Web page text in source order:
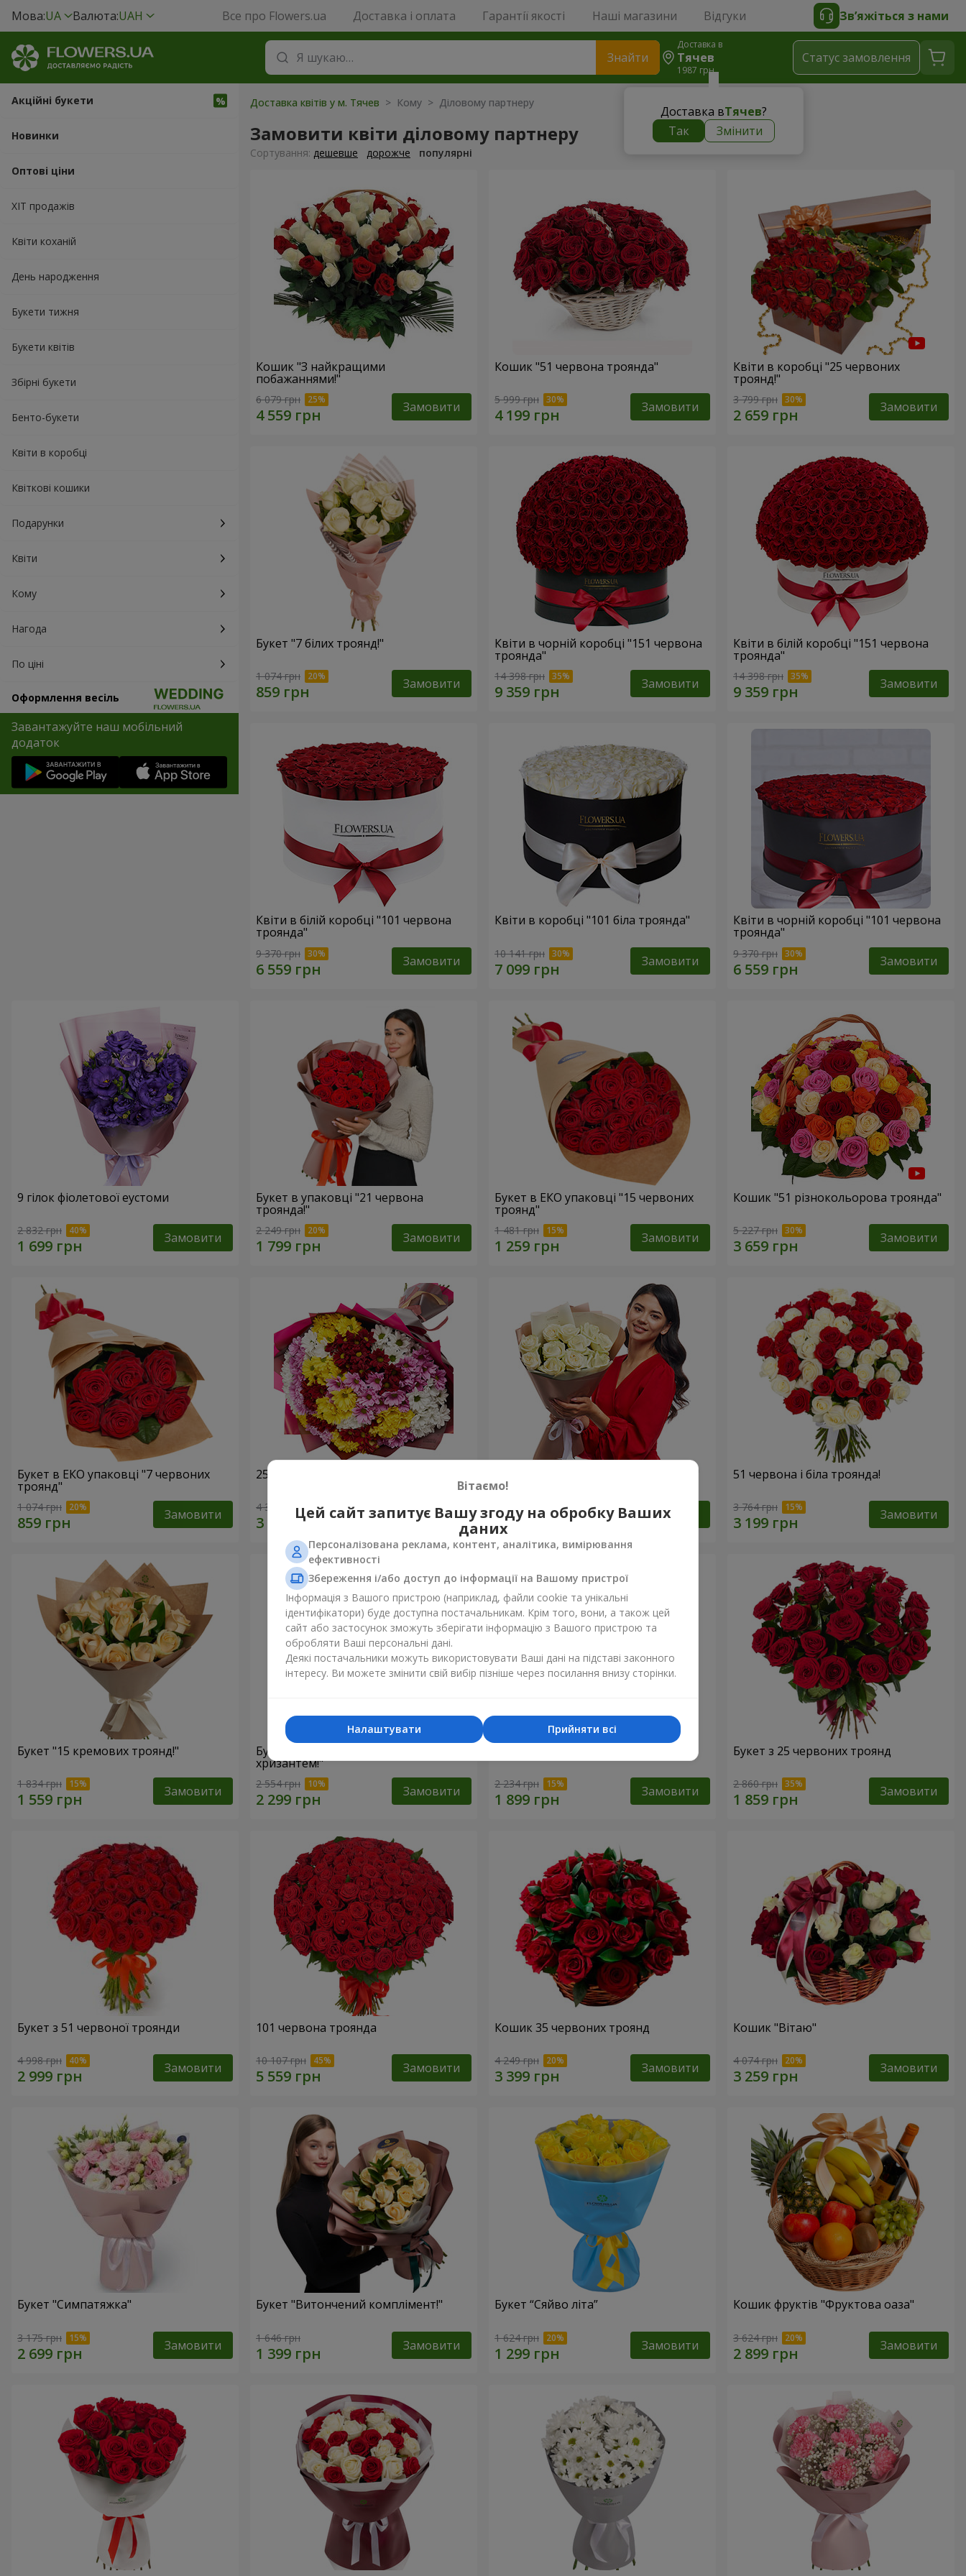
Мова:UA Валюта:UAH Все про Flowers.ua Доставка і оплата Гарантії якості Наші магазини Відгуки Зв’яжіться з нами
Знайти
Доставка в
Тячев
1987 грн
Доставка вТячев?
Так
Змінити
Статус замовлення
Акційні букети
Новинки
Оптові ціни
ХІТ продажів
Квіти коханій
День народження
Букети тижня
Букети квітів
Збірні букети
Бенто-букети
Квіти в коробці
Квіткові кошики
Подарунки
Квіти
Кому
Нагода
По ціні
Оформлення весіль
Завантажуйте наш мобільний
додаток
Доставка квітів у м. Тячев > Кому > Діловому партнеру
Замовити квіти діловому партнеру
Сортування: дешевше дорожче популярні
Кошик "З найкращими
побажаннями!"
6 079 грн Замовити
Кошик "51 червона троянда"
5 999 грн Замовити
Квіти в коробці "25 червоних
троянд!"
3 799 грн Замовити
Букет "7 білих троянд!"
1 074 грн Замовити
Квіти в чорній коробці "151 червона
троянда"
14 398 грн Замовити
Квіти в білій коробці "151 червона
троянда"
14 398 грн Замовити
Квіти в білій коробці "101 червона
троянда"
9 370 грн Замовити
Квіти в коробці "101 біла троянда"
10 141 грн Замовити
Квіти в чорній коробці "101 червона
троянда"
9 370 грн Замовити
9 гілок фіолетової еустоми
2 832 грн Замовити
Букет в упаковці "21 червона
троянда!"
2 249 грн Замовити
Букет в ЕКО упаковці "15 червоних
троянд"
1 481 грн Замовити
Кошик "51 різнокольорова троянда"
5 227 грн Замовити
Букет в ЕКО упаковці "7 червоних
троянд"
1 074 грн Замовити
25 різнокольорових хризантем!
4 324 грн Замовити 1 443 грн Замовити
51 червона і біла троянда!
3 764 грн Замовити
Букет "15 кремових троянд!"
1 834 грн Замовити
Букет"15 різнокольорових
хризантем!"
2 554 грн Замовити 2 234 грн Замовити
Букет з 25 червоних троянд
2 860 грн Замовити
Букет з 51 червоної троянди
4 998 грн Замовити
101 червона троянда
10 107 грн Замовити
Кошик 35 червоних троянд
4 249 грн Замовити
Кошик "Вітаю"
4 074 грн Замовити
Букет "Симпатяжка"
3 175 грн Замовити
Букет "Витончений комплімент!"
1 646 грн Замовити
Букет “Сяйво літа”
1 624 грн Замовити
Кошик фруктів "Фруктова оаза"
3 624 грн Замовити
Вітаємо!
Цей сайт запитує Вашу згоду на обробку Ваших
даних
Персоналізована реклама, контент, аналітика, вимірювання
ефективності
Збереження і/або доступ до інформації на Вашому пристрої
Інформація з Вашого пристрою (наприклад, файли cookie та унікальні
ідентифікатори) буде доступна постачальникам. Крім того, вони, а також цей
сайт або застосунок зможуть зберігати інформацію з Вашого пристрою та
обробляти Ваші персональні дані.
Деякі постачальники можуть використовувати Ваші дані на підставі законного
інтересу. Ви можете змінити свій вибір пізніше через посилання внизу сторінки.
Прийняти всі
Налаштувати